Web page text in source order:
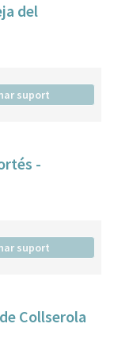
del
suport
-
suport
Collserola